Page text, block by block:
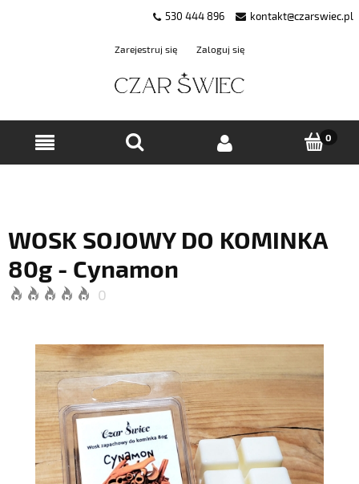
530 444 896 kontakt@czarswiec.pl
Zarejestruj się Zaloguj się
WOSK SOJOWY DO KOMINKA
80g - Cynamon
0